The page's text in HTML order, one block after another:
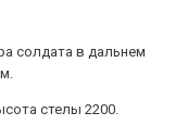
солдата в дальнем
стелы 2200.